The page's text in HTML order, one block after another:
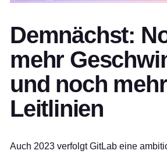
Demnächst:
mehr
und noch mehr
Leitlinien
Auch 2023 verfolgt GitLab eine